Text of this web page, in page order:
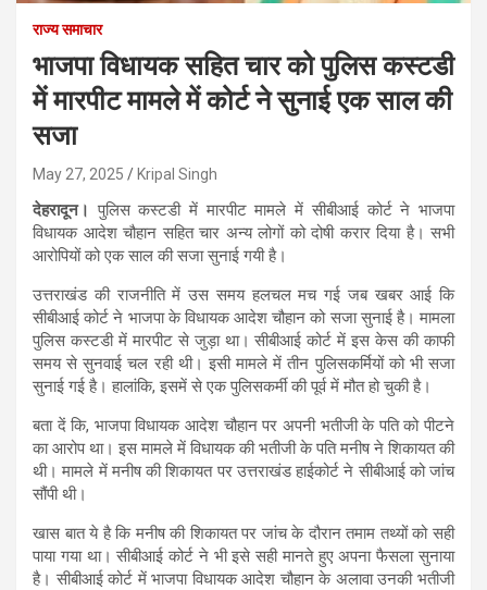
राज्य समाचार
भाजपा विधायक सहित चार को पुलिस कस्टडी
में मारपीट मामले में कोर्ट ने सुनाई एक साल की
सजा
May 27, 2025 Kripal Singh
देहरादून। पुलिस कस्टडी में मारपीट मामले में सीबीआई कोर्ट ने भाजपा
विधायक आदेश चौहान सहित चार अन्य लोगों को दोषी करार दिया है। सभी
आरोपियों को एक साल की सजा सुनाई गयी है।
उत्तराखंड की राजनीति में उस समय हलचल मच गई जब खबर आई कि
सीबीआई कोर्ट ने भाजपा के विधायक आदेश चौहान को सजा सुनाई है। मामला
पुलिस कस्टडी में मारपीट से जुड़ा था। सीबीआई कोर्ट में इस केस की काफी
समय से सुनवाई चल रही थी। इसी मामले में तीन पुलिसकर्मियों को भी सजा
सुनाई गई है। हालांकि, इसमें से एक पुलिसकर्मी की पूर्व में मौत हो चुकी है।
बता दें कि, भाजपा विधायक आदेश चौहान पर अपनी भतीजी के पति को पीटने
का आरोप था। इस मामले में विधायक की भतीजी के पति मनीष ने शिकायत की
थी। मामले में मनीष की शिकायत पर उत्तराखंड हाईकोर्ट ने सीबीआई को जांच
सौंपी थी।
खास बात ये है कि मनीष की शिकायत पर जांच के दौरान तमाम तथ्यों को सही
पाया गया था। सीबीआई कोर्ट ने भी इसे सही मानते हुए अपना फैसला सुनाया
है। सीबीआई कोर्ट में भाजपा विधायक आदेश चौहान के अलावा उनकी भतीजी